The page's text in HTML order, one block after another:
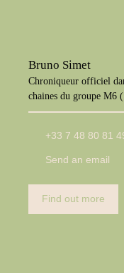
Bruno Simet
Chroniqueur officiel
chaines du groupe M6
M6+, W9, Paris
+33 7 48 80 81
Send an email
Find out more